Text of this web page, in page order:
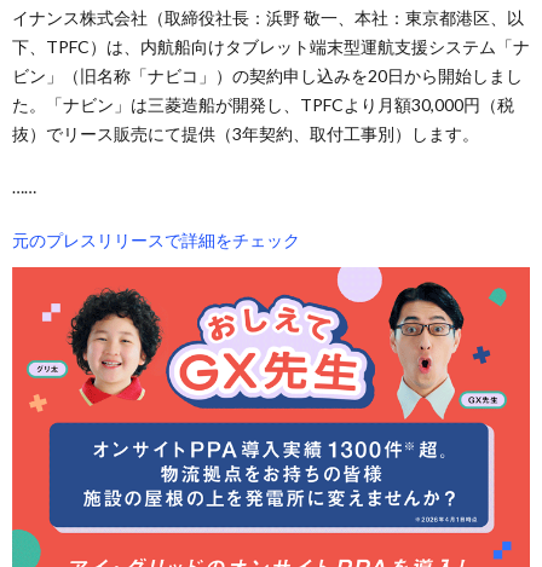
イナンス株式会社（取締役社長：浜野 敬一、本社：東京都港区、以
下、TPFC）は、内航船向けタブレット端末型運航支援システム「ナ
ビン」（旧名称「ナビコ」）の契約申し込みを20日から開始しまし
た。「ナビン」は三菱造船が開発し、TPFCより月額30,000円（税
抜）でリース販売にて提供（3年契約、取付工事別）します。
……
元のプレスリリースで詳細をチェック